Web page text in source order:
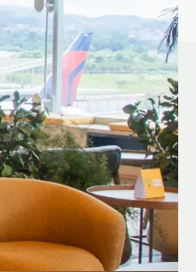
tem
mais
e vantagens